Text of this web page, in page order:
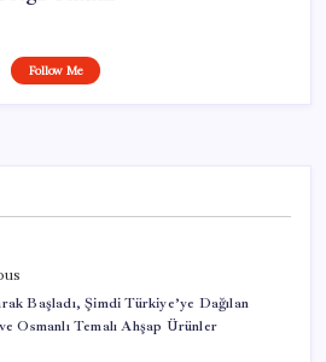
Follow Me
Başladı, Şimdi Türkiye’ye Dağılan
Osmanlı Temalı Ahşap Ürünler